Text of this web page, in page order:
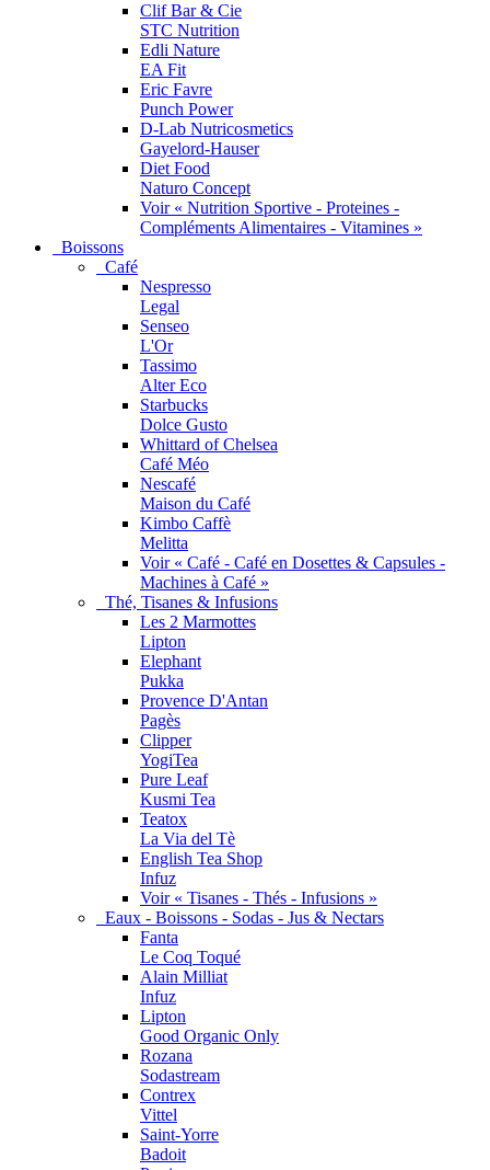
Clif Bar & Cie
STC Nutrition
Edli Nature
EA Fit
Eric Favre
Punch Power
D-Lab Nutricosmetics
Gayelord-Hauser
Diet Food
Naturo Concept
Voir « Nutrition Sportive - Proteines -
Compléments Alimentaires - Vitamines »
Boissons
Café
Nespresso
Legal
Senseo
L'Or
Tassimo
Alter Eco
Starbucks
Dolce Gusto
Whittard of Chelsea
Café Méo
Nescafé
Maison du Café
Kimbo Caffè
Melitta
Voir « Café - Café en Dosettes & Capsules -
Machines à Café »
Thé, Tisanes & Infusions
Les 2 Marmottes
Lipton
Elephant
Pukka
Provence D'Antan
Pagès
Clipper
YogiTea
Pure Leaf
Kusmi Tea
Teatox
La Via del Tè
English Tea Shop
Infuz
Voir « Tisanes - Thés - Infusions »
Eaux - Boissons - Sodas - Jus & Nectars
Fanta
Le Coq Toqué
Alain Milliat
Infuz
Lipton
Good Organic Only
Rozana
Sodastream
Contrex
Vittel
Saint-Yorre
Badoit